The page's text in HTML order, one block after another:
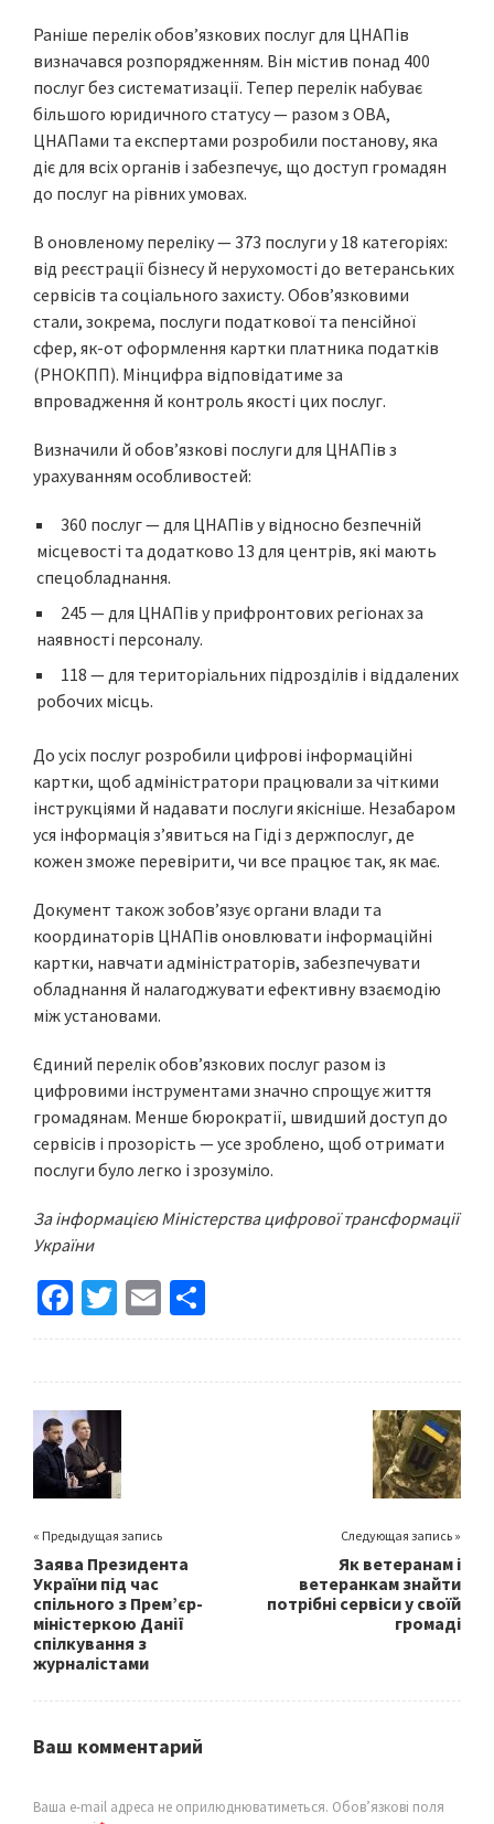
Раніше перелік обов’язкових послуг для ЦНАПів
визначався розпорядженням. Він містив понад 400
послуг без систематизації. Тепер перелік набуває
більшого юридичного статусу — разом з ОВА,
ЦНАПами та експертами розробили постанову, яка
діє для всіх органів і забезпечує, що доступ громадян
до послуг на рівних умовах.
В оновленому переліку — 373 послуги у 18 категоріях:
від реєстрації бізнесу й нерухомості до ветеранських
сервісів та соціального захисту. Обов’язковими
стали, зокрема, послуги податкової та пенсійної
сфер, як-от оформлення картки платника податків
(РНОКПП). Мінцифра відповідатиме за
впровадження й контроль якості цих послуг.
Визначили й обовʼязкові послуги для ЦНАПів з
урахуванням особливостей:
360 послуг — для ЦНАПів у відносно безпечній
місцевості та додатково 13 для центрів, які мають
спецобладнання.
245 — для ЦНАПів у прифронтових регіонах за
наявності персоналу.
118 — для територіальних підрозділів і віддалених
робочих місць.
До усіх послуг розробили цифрові інформаційні
картки, щоб адміністратори працювали за чіткими
інструкціями й надавати послуги якісніше. Незабаром
уся інформація з’явиться на Гіді з держпослуг, де
кожен зможе перевірити, чи все працює так, як має.
Документ також зобов’язує органи влади та
координаторів ЦНАПів оновлювати інформаційні
картки, навчати адміністраторів, забезпечувати
обладнання й налагоджувати ефективну взаємодію
між установами.
Єдиний перелік обов’язкових послуг разом із
цифровими інструментами значно спрощує життя
громадянам. Менше бюрократії, швидший доступ до
сервісів і прозорість — усе зроблено, щоб отримати
послуги було легко і зрозуміло.
За інформацією Міністерства цифрової трансформації
України
Fa
ce
o
o
k
T
wi
er
E
m h
« Предыдущая запись
Заява Президента
України під час
спільного з Прем’єр-
міністеркою Данії
спілкування з
журналістами
Следующая запись »
Як ветеранам і
ветеранкам знайти
потрібні сервіси у своїй
громаді
Ваш комментарий
Ваша e-mail адреса не оприлюднюватиметься. Обов’язкові поля